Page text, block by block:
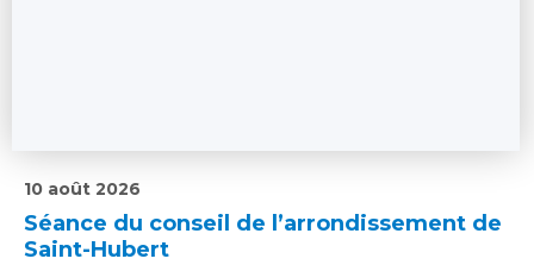
Séance du conseil de l’arrondissement de
Saint-Hubert
10 août 2026